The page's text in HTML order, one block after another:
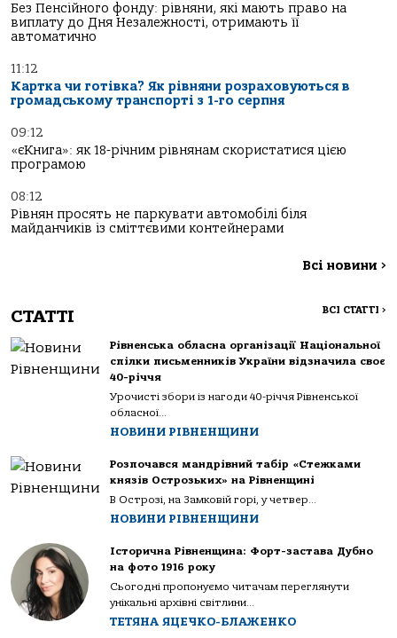
Без Пенсійного фонду: рівняни, які мають право на
виплату до Дня Незалежності, отримають її
автоматично
11:12
Картка чи готівка? Як рівняни розраховуються в
громадському транспорті з 1-го серпня
09:12
«єКнига»: як 18-річним рівнянам скористатися цією
програмою
08:12
Рівнян просять не паркувати автомобілі біля
майданчиків із сміттєвими контейнерами
Всі новини >
СТАТТІ ВСІ СТАТТІ >
Рівненська обласна організації Національної
спілки письменників України відзначила своє
40-річчя
Урочисті збори із нагоди 40-річчя Рівненської
обласної...
НОВИНИ РІВНЕНЩИНИ
Розпочався мандрівний табір «Стежками
князів Острозьких» на Рівненщині
В Острозі, на Замковій горі, у четвер...
НОВИНИ РІВНЕНЩИНИ
Історична Рівненщина: Форт-застава Дубно
на фото 1916 року
Сьогодні пропонуємо читачам переглянути
унікальні архівні світлини...
ТЕТЯНА ЯЦЕЧКО-БЛАЖЕНКО